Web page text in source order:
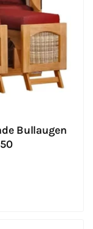
Bullaugen